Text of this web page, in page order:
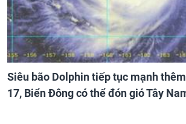
Siêu bão Dolphin tiếp tục mạnh
17, Biển Đông có thể đón gió Tây